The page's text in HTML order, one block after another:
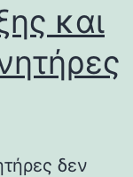
και
δεν